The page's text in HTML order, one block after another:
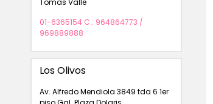
Tomas Valle
01-6365154 C.: 964864773 /
969889888
Los Olivos
Av. Alfredo Mendiola 3849 tda 6 1er